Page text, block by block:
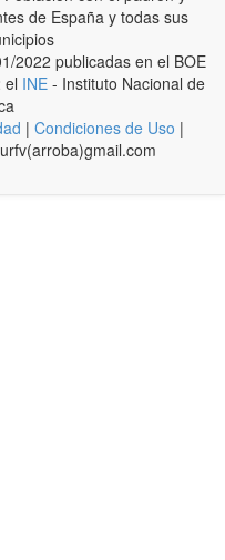
de España y todas sus
2022 publicadas en el BOE
el INE - Instituto Nacional de
| Condiciones de Uso |